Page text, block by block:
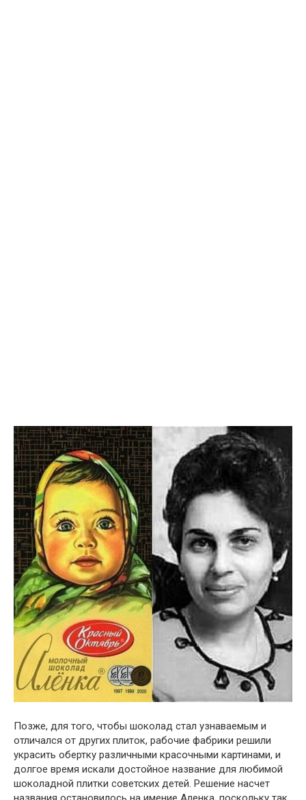
Позже, для того, чтобы шоколад стал узнаваемым и
отличался от других плиток, рабочие фабрики решили
украсить обертку различными красочными картинами, и
долгое время искали достойное название для любимой
шоколадной плитки советских детей. Решение насчет